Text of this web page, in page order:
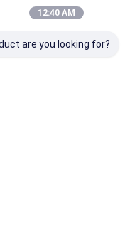
12:40 AM
are you looking for?